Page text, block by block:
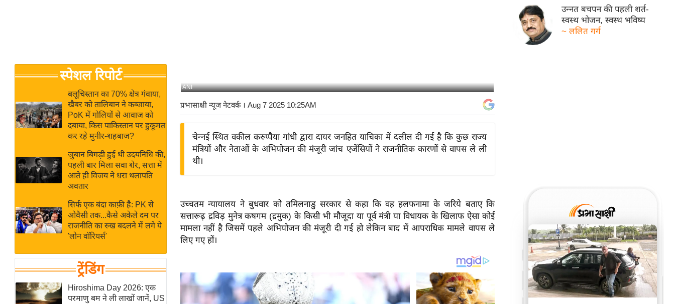
Hindi
क्रिकेट
क्राइम
ई-पेपर
मिसाल बेमिसाल
शख्सियत
यंग इंडिया
साहित्य जगत
ऑटो वर्ल्ड
न्यूज ब्रीफ
मनोरंजन जगत
फिल्म समीक्षा
Breaking
स्पेशल रिपोर्ट
बलूचिस्तान का 70% क्षेत्र गंवाया,
खैबर को तालिबान ने कब्जाया,
PoK में गोलियों से आवाज को
दबाया, किस पाकिस्तान पर हुकूमत
कर रहे मुनीर-शहबाज?
जुबान बिगड़ी हुई थी उदयनिधि की,
पहली बार मिला सवा शेर, सत्ता में
आते ही विजय ने धरा थलापति
अवतार
सिर्फ एक बंदा काफ़ी है: PK से
ओवैसी तक...कैसे अकेले दम पर
राजनीति का रुख बदलने में लगे ये
'लोन वॉरियर्स'
ट्रेंडिंग
Hiroshima Day 2026: एक
परमाणु बम ने ली लाखों जानें, US
ANI
प्रभासाक्षी न्यूज नेटवर्क। Aug 7 2025 10:25AM
चेन्नई स्थित वकील करुप्पैया गांधी द्वारा दायर जनहित याचिका में दलील दी गई है कि कुछ राज्य
मंत्रियों और नेताओं के अभियोजन की मंजूरी जांच एजेंसियों ने राजनीतिक कारणों से वापस ले ली
थी।
उच्चतम न्यायालय ने बुधवार को तमिलनाडु सरकार से कहा कि वह हलफनामा के जरिये बताए कि
सत्तारूढ़ द्रविड़ मुनेत्र कषगम (द्रमुक) के किसी भी मौजूदा या पूर्व मंत्री या विधायक के खिलाफ ऐसा कोई
मामला नहीं है जिसमें पहले अभियोजन की मंजूरी दी गई हो लेकिन बाद में आपराधिक मामले वापस ले
लिए गए हों।
उन्नत बचपन की पहली शर्त-
स्वस्थ भोजन, स्वस्थ भविष्य
~ ललित गर्ग